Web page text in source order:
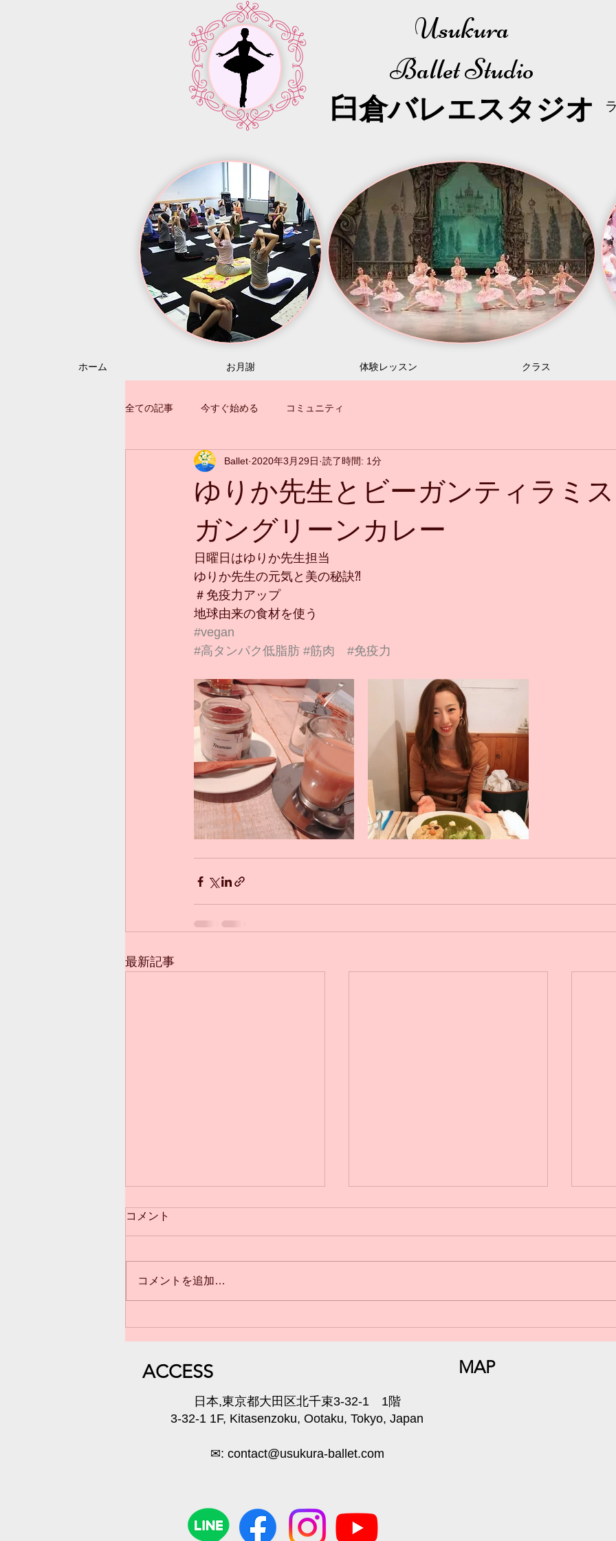
Usukura
Ballet Studio
​臼倉バレエスタジオ
ホーム お月謝 体験レッスン クラス
全ての記事 今すぐ始める コミュニティ
ゆりか先生とビーガンティラミ
ガングリーンカレー
Ballet 2020年3月29日 読了時間: 1分
日曜日はゆりか先生担当
ゆりか先生の元気と美の秘訣⁈
＃免疫力アップ
地球由来の食材を使う
#vegan
#高タンパク低脂肪 #筋肉 #免疫力
最新記事
礼❣️
付中💁‍♀️
コメント
コメントを追加…
​ACCESS
​日本,東京都大田区北千束3-32-1 1階
3-32-1 1F, Kitasenzoku, Ootaku, Tokyo, Japan
✉: contact@usukura-ballet.com
MAP